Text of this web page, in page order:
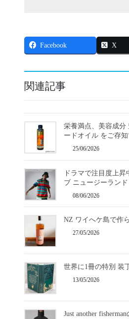
Facebook X
関連記事
栄養満点、美容成分
ードオイル をご存知
25/06/2026
ドラマで注目度上
ブ ニュージーランド
08/06/2026
NZ ワイへケ島で作
27/05/2026
世界に1冊の特別 装
13/05/2026
Just another